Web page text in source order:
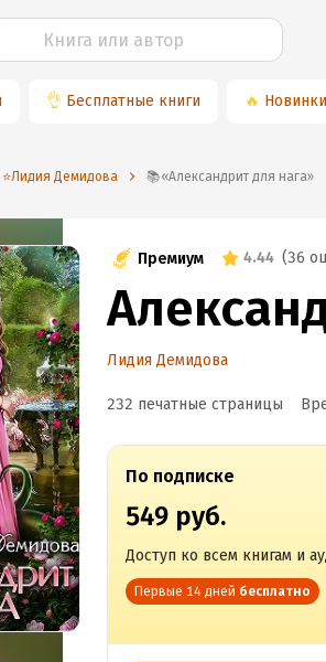
👌 Бесплатные книги 🔥 Новинки
⭐️Лидия Демидова 📚«Александрит для нага»
Премиум 4.44 (36
Лидия Демидова
232 печатные страницы
По подписке
549 руб.
Доступ ко всем книгам и
Первые 14 дней бесплатно